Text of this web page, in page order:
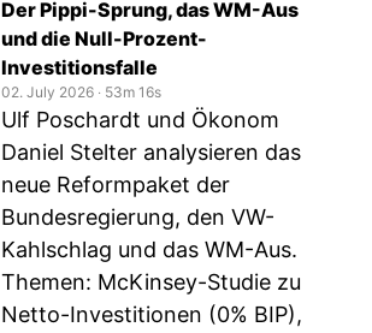
Der Pippi-Sprung, das WM-Aus
und die Null-Prozent-
Investitionsfalle
02. July 2026 ‧ 53m 16s
Ulf Poschardt und Ökonom
Daniel Stelter analysieren das
neue Reformpaket der
Bundesregierung, den VW-
Kahlschlag und das WM-Aus.
Themen: McKinsey-Studie zu
Netto-Investitionen (0% BIP),